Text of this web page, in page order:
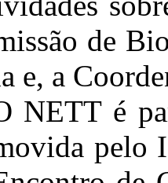
de
e, a
NETT é
pelo